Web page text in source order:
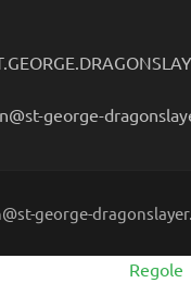
george-
george-
Regole